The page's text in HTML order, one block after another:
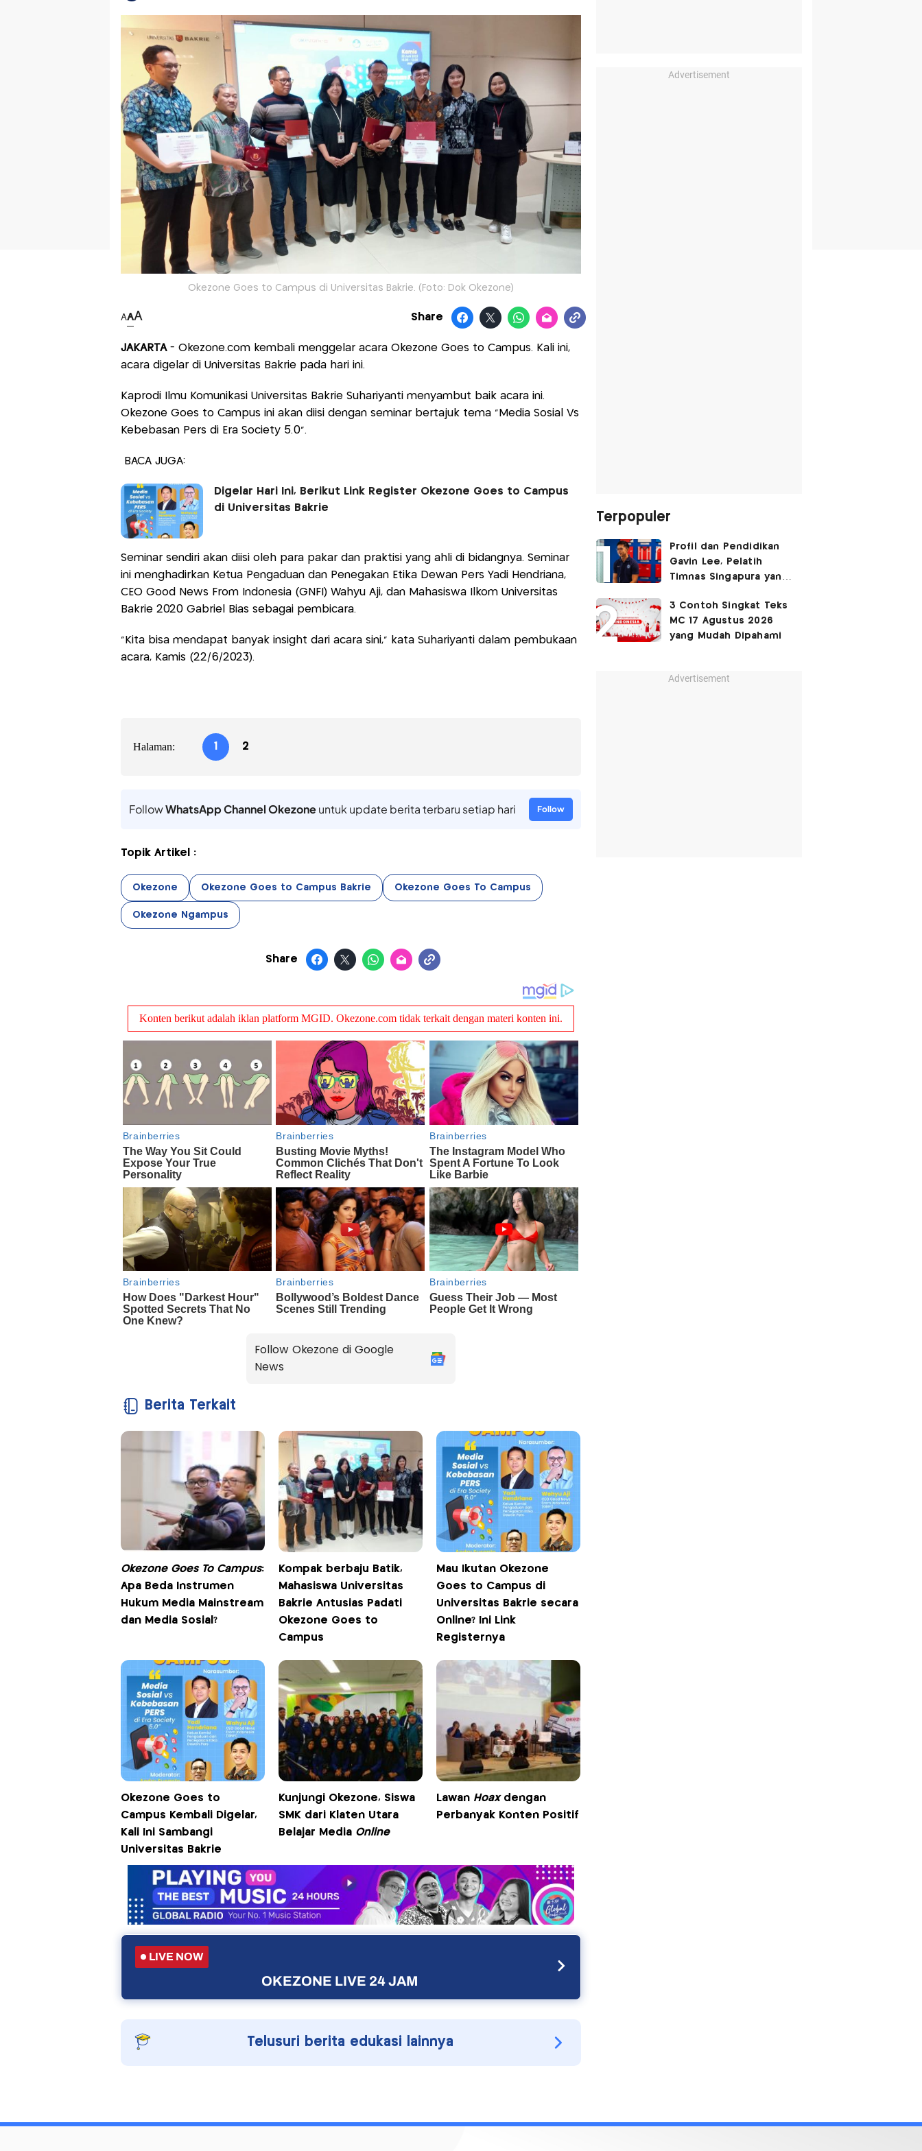
Okezone Goes to Campus di Universitas Bakrie. (Foto: Dok Okezone)
AAA Share
JAKARTA- Okezone.com kembali menggelar acara Okezone Goes to Campus. Kali ini,
acara digelar di Universitas Bakrie pada hari ini.
Kaprodi Ilmu Komunikasi Universitas Bakrie Suhariyanti menyambut baik acara ini.
Okezone Goes to Campus ini akan diisi dengan seminar bertajuk tema "Media Sosial Vs
Kebebasan Pers di Era Society 5.0".
BACA JUGA:
Digelar Hari Ini, Berikut Link Register Okezone Goes to Campus
di Universitas Bakrie
Seminar sendiri akan diisi oleh para pakar dan praktisi yang ahli di bidangnya. Seminar
ini menghadirkan Ketua Pengaduan dan Penegakan Etika Dewan Pers Yadi Hendriana,
CEO Good News From Indonesia (GNFI) Wahyu Aji, dan Mahasiswa Ilkom Universitas
Bakrie 2020 Gabriel Bias sebagai pembicara.
"Kita bisa mendapat banyak insight dari acara sini," kata Suhariyanti dalam pembukaan
acara, Kamis (22/6/2023).
Halaman: 1 2
FollowWhatsApp Channel Okezoneuntuk update berita terbaru setiap hari Follow
Topik Artikel :
Okezone Okezone Goes to Campus Bakrie Okezone Goes To Campus
Okezone Ngampus
Share
Follow Okezone di Google
News
Berita Terkait
Okezone Goes To Campus:
Apa Beda Instrumen
Hukum Media Mainstream
dan Media Sosial?
Kompak berbaju Batik,
Mahasiswa Universitas
Bakrie Antusias Padati
Okezone Goes to
Campus
Mau Ikutan Okezone
Goes to Campus di
Universitas Bakrie secara
Online? Ini Link
Registernya
Okezone Goes to
Campus Kembali Digelar,
Kali Ini Sambangi
Universitas Bakrie
Kunjungi Okezone, Siswa
SMK dari Klaten Utara
Belajar Media Online
Lawan Hoaxdengan
Perbanyak Konten Positif
LIVE NOW
OKEZONE LIVE 24 JAM
Telusuri berita edukasi lainnya
Advertisement
Terpopuler
Profil dan Pendidikan
Gavin Lee, Pelatih
Timnas Singapura yang
2026
3 Contoh Singkat Teks
MC 17 Agustus 2026
yang Mudah Dipahami
Advertisement